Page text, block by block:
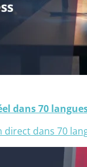
dans 70
dans 70